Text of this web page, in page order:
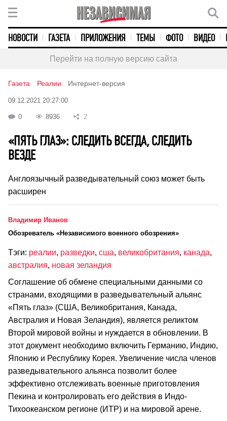
НОВОСТИ ГАЗЕТА ПРИЛОЖЕНИЯ ТЕМЫ ФОТО ВИДЕО
Перейти на полную версию сайта
Газета Реалии Интернет-версия
09.12.2021 20:27:00
0 8936 2
«ПЯТЬ ГЛАЗ»: СЛЕДИТЬ ВСЕГДА, СЛЕДИТЬ
ВЕЗДЕ
Англоязычный разведывательный союз может быть
расширен
Владимир Иванов
Обозреватель «Независимого военного обозрения»
Тэги: реалии, разведки, сша, великобритания, канада,
австралия, новая зеландия
Соглашение об обмене специальными данными со
странами, входящими в разведывательный альянс
«Пять глаз» (США, Великобритания, Канада,
Австралия и Новая Зеландия), является реликтом
Второй мировой войны и нуждается в обновлении. В
этот документ необходимо включить Германию, Индию,
Японию и Республику Корея. Увеличение числа членов
разведывательного альянса позволит более
эффективно отслеживать военные приготовления
Пекина и контролировать его действия в Индо-
Тихоокеанском регионе (ИТР) и на мировой арене.